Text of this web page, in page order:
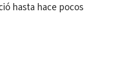
hasta hace pocos